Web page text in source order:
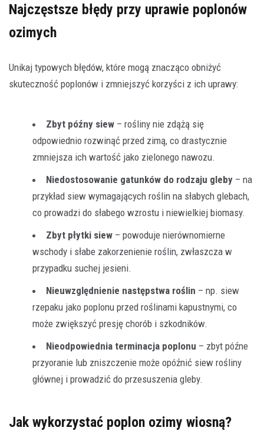
Najczęstsze błędy przy uprawie poplonów
ozimych
Unikaj typowych błędów, które mogą znacząco obniżyć
skuteczność poplonów i zmniejszyć korzyści z ich uprawy:
Zbyt późny siew – rośliny nie zdążą się
odpowiednio rozwinąć przed zimą, co drastycznie
zmniejsza ich wartość jako zielonego nawozu.
Niedostosowanie gatunków do rodzaju gleby – na
przykład siew wymagających roślin na słabych glebach,
co prowadzi do słabego wzrostu i niewielkiej biomasy.
Zbyt płytki siew – powoduje nierównomierne
wschody i słabe zakorzenienie roślin, zwłaszcza w
przypadku suchej jesieni.
Nieuwzględnienie następstwa roślin – np. siew
rzepaku jako poplonu przed roślinami kapustnymi, co
może zwiększyć presję chorób i szkodników.
Nieodpowiednia terminacja poplonu – zbyt późne
przyoranie lub zniszczenie może opóźnić siew rośliny
głównej i prowadzić do przesuszenia gleby.
Jak wykorzystać poplon ozimy wiosną?